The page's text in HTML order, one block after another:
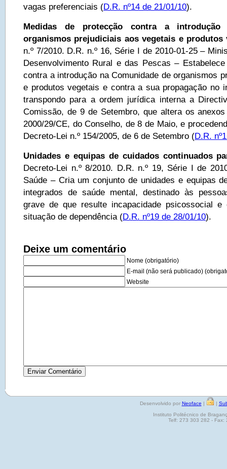
vagas preferenciais (D.R. nº14 de 21/01/10).
Medidas de protecção contra a introdução
organismos prejudiciais aos vegetais e produtos
n.º 7/2010. D.R. n.º 16, Série I de 2010-01-25 –
Desenvolvimento Rural e das Pescas –
contra a introdução na Comunidade de organismos
e produtos vegetais e contra a sua propagação no
transpondo para a ordem jurídica interna a
Comissão, de 9 de Setembro, que altera os
2000/29/CE, do Conselho, de 8 de Maio, e
Decreto-Lei n.º 154/2005, de 6 de Setembro (D.R.
Unidades e equipas de cuidados continuados
Decreto-Lei n.º 8/2010. D.R. n.º 19, Série I de
Saúde – Cria um conjunto de unidades e equipas
integrados de saúde mental, destinado às
grave de que resulte incapacidade psicossocial
situação de dependência (D.R. nº19 de 28/01/10).
Deixe um comentário
Nome (obrigatório)
E-mail (não será publicado)
Website
Desenvolvido por Neoface | |
Instituto Politécnico de
Telf: 273 303 282 - Fax: